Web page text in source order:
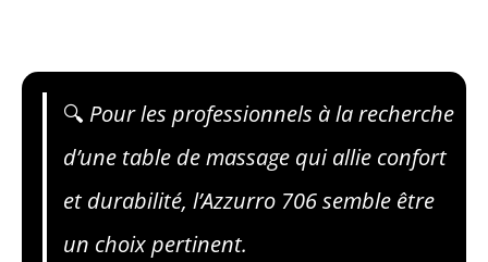
🔍 Pour les professionnels à la recherche
d’une table de massage qui allie confort
et durabilité, l’Azzurro 706 semble être
un choix pertinent.